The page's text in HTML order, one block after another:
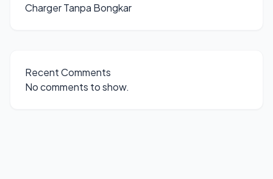
Charger Tanpa Bongkar
Recent Comments
No comments to show.